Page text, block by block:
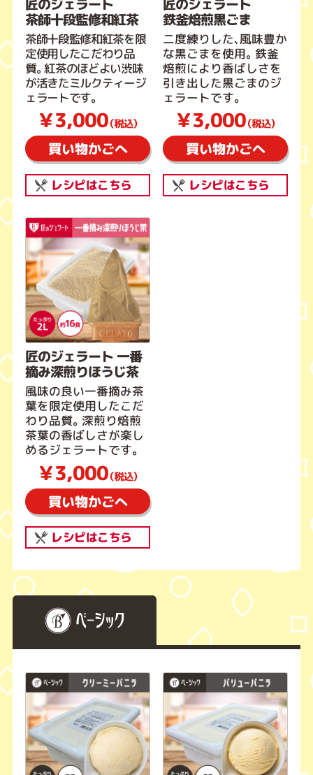
匠のジェラート
茶師十段監修和紅茶
茶師十段監修和紅茶を限
定使用したこだわり品
質。紅茶のほどよい渋味
が活きたミルクティージ
ェラートです。
￥3,000（税込）
買い物かごへ
レシピはこちら
匠のジェラート
鉄釜焙煎黒ごま
二度練りした、風味豊か
な黒ごまを使用。鉄釜
焙煎により香ばしさを
引き出した黒ごまのジ
ェラートです。
￥3,000（税込）
買い物かごへ
レシピはこちら
匠のジェラート 一番
摘み深煎りほうじ茶
風味の良い一番摘み茶
葉を限定使用したこだ
わり品質。深煎り焙煎
茶葉の香ばしさが楽し
めるジェラートです。
￥3,000（税込）
買い物かごへ
レシピはこちら